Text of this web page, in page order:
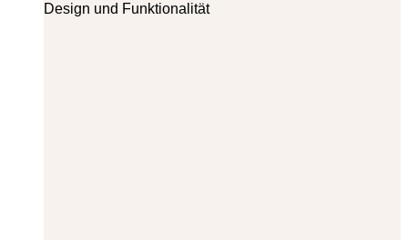
Design und Funktionalität